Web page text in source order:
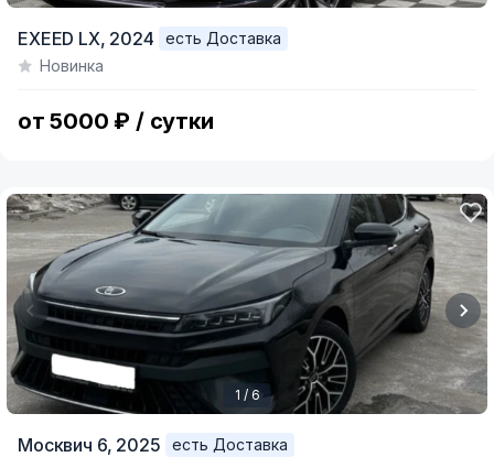
of
EXEED LX, 2024
есть Доставка
Новинка
от 5000 ₽ / сутки
1 / 6
Москвич 6, 2025
есть Доставка